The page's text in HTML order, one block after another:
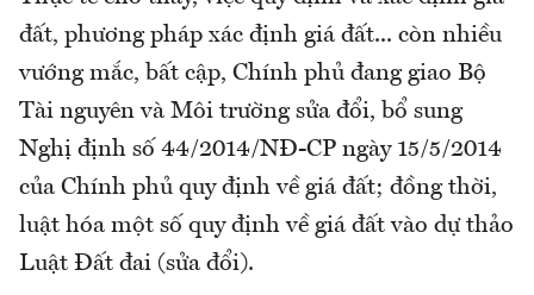
đất, phương pháp xác định giá đất... còn nhiều
vướng mắc, bất cập, Chính phủ đang giao Bộ
Tài nguyên và Môi trường sửa đổi, bổ sung
Nghị định số 44/2014/NĐ-CP ngày 15/5/2014
của Chính phủ quy định về giá đất; đồng thời,
luật hóa một số quy định về giá đất vào dự thảo
Luật Đất đai (sửa đổi).